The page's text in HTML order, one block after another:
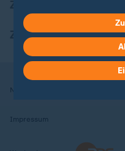
ZDFheute Apps
Nutzungsbedingungen
Impressum
in deinen
Hier findest du das
Weitere